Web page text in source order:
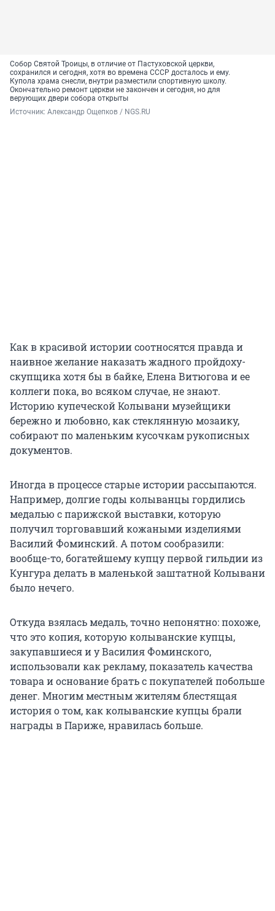
Собор Святой Троицы, в отличие от Пастуховской церкви,
сохранился и сегодня, хотя во времена СССР досталось и ему.
Купола храма снесли, внутри разместили спортивную школу.
Окончательно ремонт церкви не закончен и сегодня, но для
верующих двери собора открыты
Источник: Александр Ощепков / NGS.RU
Как в красивой истории соотносятся правда и
наивное желание наказать жадного пройдоху-
скупщика хотя бы в байке, Елена Витюгова и ее
коллеги пока, во всяком случае, не знают.
Историю купеческой Колывани музейщики
бережно и любовно, как стеклянную мозаику,
собирают по маленьким кусочкам рукописных
документов.
Иногда в процессе старые истории рассыпаются.
Например, долгие годы колыванцы гордились
медалью с парижской выставки, которую
получил торговавший кожаными изделиями
Василий Фоминский. А потом сообразили:
вообще-то, богатейшему купцу первой гильдии из
Кунгура делать в маленькой заштатной Колывани
было нечего.
Откуда взялась медаль, точно непонятно: похоже,
что это копия, которую колыванские купцы,
закупавшиеся и у Василия Фоминского,
использовали как рекламу, показатель качества
товара и основание брать с покупателей побольше
денег. Многим местным жителям блестящая
история о том, как колыванские купцы брали
награды в Париже, нравилась больше.